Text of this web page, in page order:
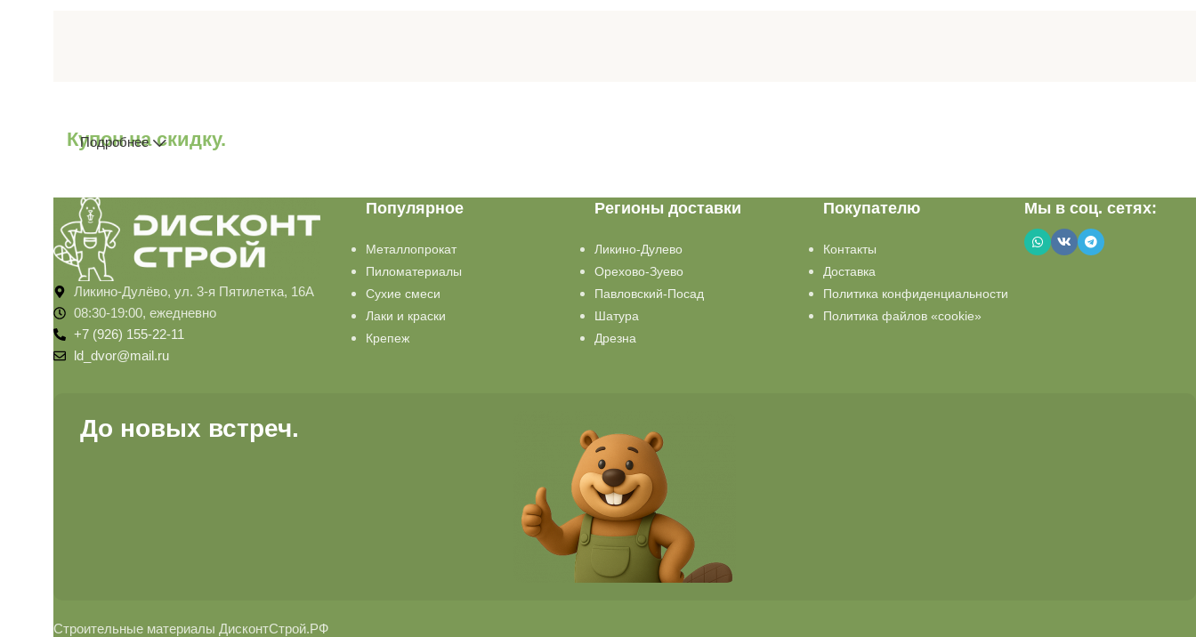
Купон на скидку.
Подробнее
Ликино-Дулёво, ул. 3-я Пятилетка, 16А
08:30-19:00, ежедневно
+7 (926) 155-22-11
ld_dvor@mail.ru
Популярное
Металлопрокат
Пиломатериалы
Сухие смеси
Лаки и краски
Крепеж
Регионы доставки
Ликино-Дулево
Орехово-Зуево
Павловский-Посад
Шатура
Дрезна
Покупателю
Контакты
Доставка
Политика конфиденциальности
Политика файлов «cookie»
Мы в соц. сетях:
До новых встреч.
Строительные материалы ДисконтСтрой.РФ